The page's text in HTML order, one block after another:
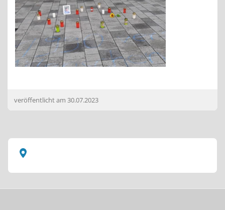
veröffentlicht am 30.07.2023